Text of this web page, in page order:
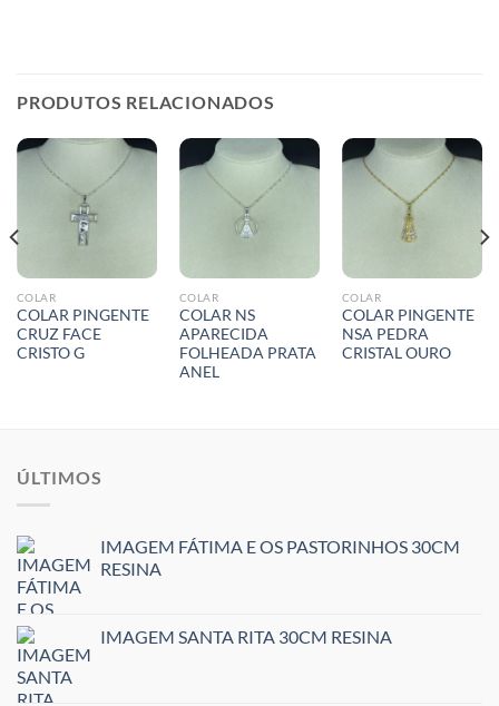
PRODUTOS RELACIONADOS
COLAR
COLAR PINGENTE
CRUZ FACE
CRISTO G
COLAR
COLAR NS
APARECIDA
FOLHEADA PRATA
ANEL
COLAR
COLAR PINGENTE
NSA PEDRA
CRISTAL OURO
ÚLTIMOS
IMAGEM FÁTIMA E OS PASTORINHOS 30CM
RESINA
IMAGEM SANTA RITA 30CM RESINA